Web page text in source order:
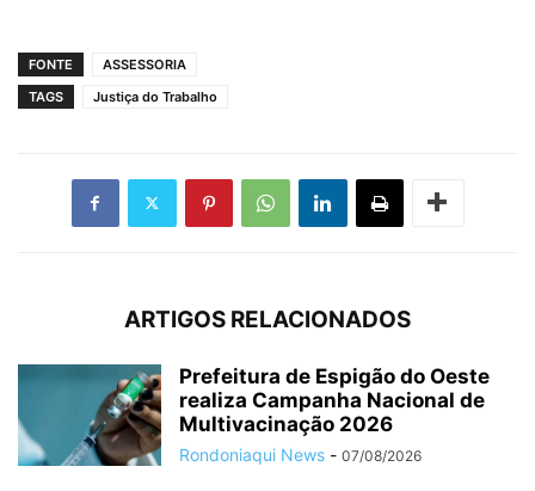
FONTE
ASSESSORIA
TAGS
Justiça do Trabalho
ARTIGOS RELACIONADOS
Prefeitura de Espigão do Oeste
realiza Campanha Nacional de
Multivacinação 2026
Rondoniaqui News - 07/08/2026